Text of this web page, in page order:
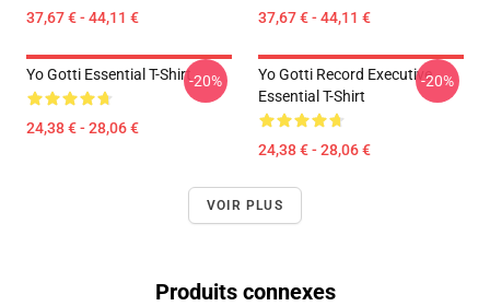
37,67 € - 44,11 € 37,67 € - 44,11 €
Yo Gotti Essential T-Shirt
24,38 € - 28,06 €
-20%
Yo Gotti Record Executive
Essential T-Shirt
24,38 € - 28,06 €
-20%
VOIR PLUS
Produits connexes